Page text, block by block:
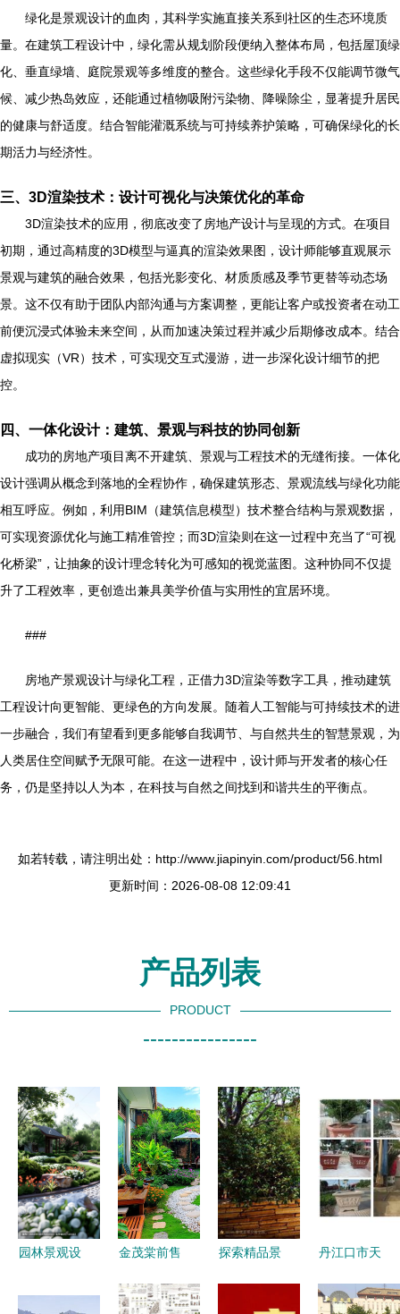
绿化是景观设计的血肉，其科学实施直接关系到社区的生态环境质
量。在建筑工程设计中，绿化需从规划阶段便纳入整体布局，包括屋顶绿
化、垂直绿墙、庭院景观等多维度的整合。这些绿化手段不仅能调节微气
候、减少热岛效应，还能通过植物吸附污染物、降噪除尘，显著提升居民
的健康与舒适度。结合智能灌溉系统与可持续养护策略，可确保绿化的长
期活力与经济性。
三、3D渲染技术：设计可视化与决策优化的革命
3D渲染技术的应用，彻底改变了房地产设计与呈现的方式。在项目
初期，通过高精度的3D模型与逼真的渲染效果图，设计师能够直观展示
景观与建筑的融合效果，包括光影变化、材质质感及季节更替等动态场
景。这不仅有助于团队内部沟通与方案调整，更能让客户或投资者在动工
前便沉浸式体验未来空间，从而加速决策过程并减少后期修改成本。结合
虚拟现实（VR）技术，可实现交互式漫游，进一步深化设计细节的把
控。
四、一体化设计：建筑、景观与科技的协同创新
成功的房地产项目离不开建筑、景观与工程技术的无缝衔接。一体化
设计强调从概念到落地的全程协作，确保建筑形态、景观流线与绿化功能
相互呼应。例如，利用BIM（建筑信息模型）技术整合结构与景观数据，
可实现资源优化与施工精准管控；而3D渲染则在这一过程中充当了“可视
化桥梁”，让抽象的设计理念转化为可感知的视觉蓝图。这种协同不仅提
升了工程效率，更创造出兼具美学价值与实用性的宜居环境。
###
房地产景观设计与绿化工程，正借力3D渲染等数字工具，推动建筑
工程设计向更智能、更绿色的方向发展。随着人工智能与可持续技术的进
一步融合，我们有望看到更多能够自我调节、与自然共生的智慧景观，为
人类居住空间赋予无限可能。在这一进程中，设计师与开发者的核心任
务，仍是坚持以人为本，在科技与自然之间找到和谐共生的平衡点。
如若转载，请注明出处：http://www.jiapinyin.com/product/56.html
更新时间：2026-08-08 12:09:41
产品列表
PRODUCT
----------------
园林景观设
金茂棠前售
生活的完美
探索精品景
清实景照片
丹江口市天
术围栏与景